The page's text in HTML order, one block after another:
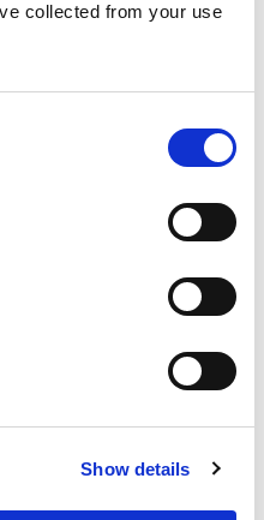
collected from your use
Show details
Makina